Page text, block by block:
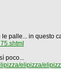
palle... in questo
poco...
elipizza/